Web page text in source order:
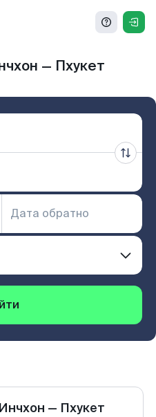
— Пхукет
Инчхон — Пхукет